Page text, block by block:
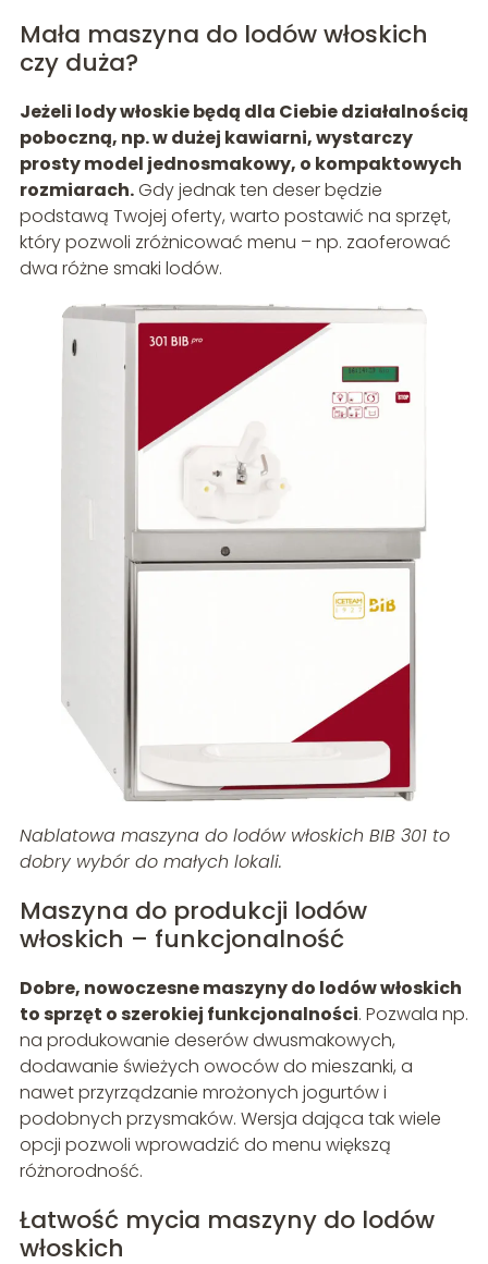
Mała maszyna do lodów włoskich
czy duża?
Jeżeli lody włoskie będą dla Ciebie działalnością
poboczną, np. w dużej kawiarni, wystarczy
prosty model jednosmakowy, o kompaktowych
rozmiarach.Gdy jednak ten deser będzie
podstawą Twojej oferty, warto postawić na sprzęt,
który pozwoli zróżnicować menu – np. zaoferować
dwa różne smaki lodów.
Nablatowa maszyna do lodów włoskich BIB 301 to
dobry wybór do małych lokali.
Maszyna do produkcji lodów
włoskich – funkcjonalność
Dobre, nowoczesne maszyny do lodów włoskich
to sprzęt o szerokiej funkcjonalności. Pozwala np.
na produkowanie deserów dwusmakowych,
dodawanie świeżych owoców do mieszanki, a
nawet przyrządzanie mrożonych jogurtów i
podobnych przysmaków. Wersja dająca tak wiele
opcji pozwoli wprowadzić do menu większą
różnorodność.
Łatwość mycia maszyny do lodów
włoskich